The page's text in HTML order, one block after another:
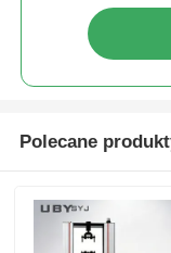
Polecane